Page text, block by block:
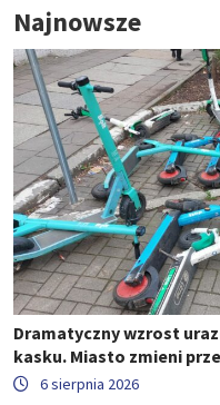
Najnowsze
Dramatyczny wzrost
kasku. Miasto zmieni
6 sierpnia 2026